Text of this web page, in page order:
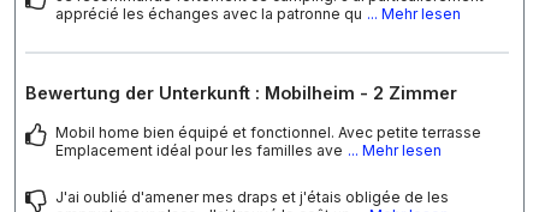
apprécié les échanges avec la patronne qu ... Mehr lesen
Bewertung der Unterkunft : Mobilheim - 2 Zimmer
Mobil home bien équipé et fonctionnel. Avec petite terrasse
Emplacement idéal pour les familles ave ... Mehr lesen
J'ai oublié d'amener mes draps et j'étais obligée de les